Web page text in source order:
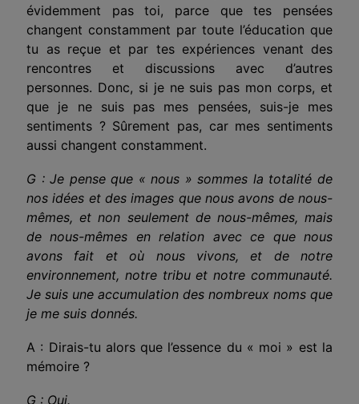
évidemment pas toi, parce que tes pensées
changent constamment par toute l’éducation que
tu as reçue et par tes expériences venant des
rencontres et discussions avec d’autres
personnes. Donc, si je ne suis pas mon corps, et
que je ne suis pas mes pensées, suis-je mes
sentiments ? Sûrement pas, car mes sentiments
aussi changent constamment.
G : Je pense que « nous » sommes la totalité de
nos idées et des images que nous avons de nous-
mêmes, et non seulement de nous-mêmes, mais
de nous-mêmes en relation avec ce que nous
avons fait et où nous vivons, et de notre
environnement, notre tribu et notre communauté.
Je suis une accumulation des nombreux noms que
je me suis donnés.
A : Dirais-tu alors que l’essence du « moi » est la
mémoire ?
G : Oui.